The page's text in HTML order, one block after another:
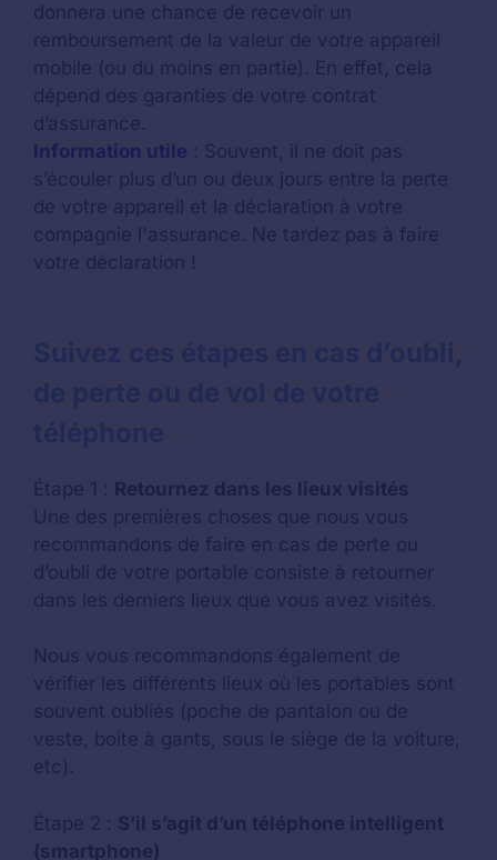
donnera une chance de recevoir un
remboursement de la valeur de votre appareil
mobile (ou du moins en partie). En effet, cela
dépend des garanties de votre contrat
d’assurance.
Information utile : Souvent, il ne doit pas
s’écouler plus d’un ou deux jours entre la perte
de votre appareil et la déclaration à votre
compagnie l'assurance. Ne tardez pas à faire
votre déclaration !
Étape 1 : Retournez dans les lieux visités
Une des premières choses que nous vous
recommandons de faire en cas de perte ou
d’oubli de votre portable consiste à retourner
dans les derniers lieux que vous avez visités.
Nous vous recommandons également de
vérifier les différents lieux où les portables sont
souvent oubliés (poche de pantalon ou de
veste, boite à gants, sous le siège de la voiture,
etc).
Étape 2 : S’il s’agit d’un téléphone intelligent
(smartphone)